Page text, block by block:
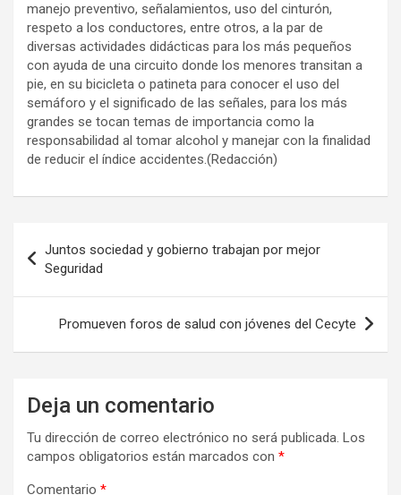
manejo preventivo, señalamientos, uso del cinturón,
respeto a los conductores, entre otros, a la par de
diversas actividades didácticas para los más pequeños
con ayuda de una circuito donde los menores transitan a
pie, en su bicicleta o patineta para conocer el uso del
semáforo y el significado de las señales, para los más
grandes se tocan temas de importancia como la
responsabilidad al tomar alcohol y manejar con la finalidad
de reducir el índice accidentes.(Redacción)
de
entradas
Juntos sociedad y gobierno trabajan por mejor
Seguridad
Promueven foros de salud con jóvenes del Cecyte
Deja un comentario
Tu dirección de correo electrónico no será publicada. Los
campos obligatorios están marcados con *
Comentario *